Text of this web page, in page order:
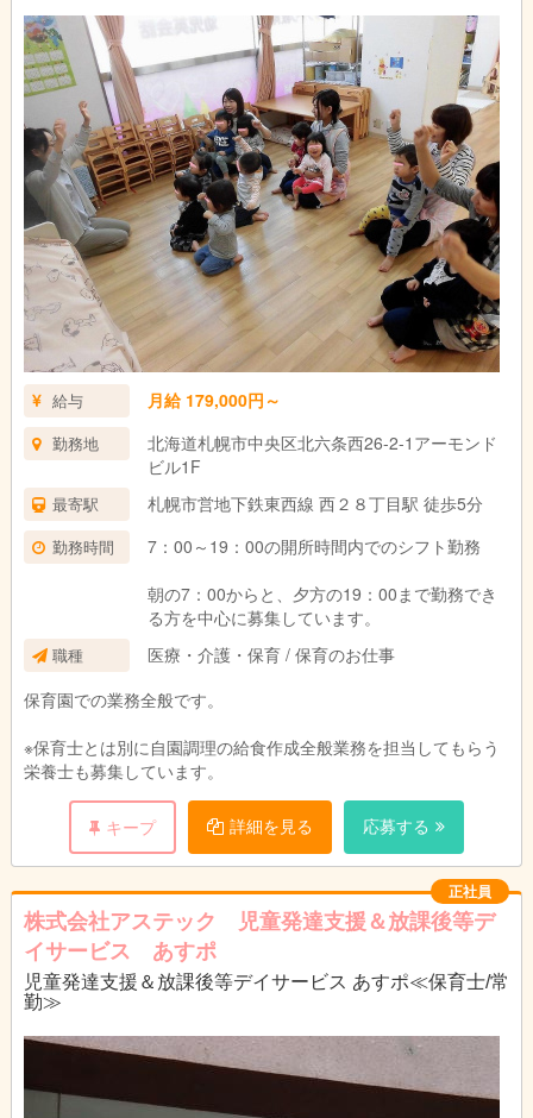
給与 月給 179,000円～
勤務地
北海道札幌市中央区北六条西26-2-1アーモンド
ビル1F
最寄駅 札幌市営地下鉄東西線 西２８丁目駅 徒歩5分
勤務時間
7：00～19：00の開所時間内でのシフト勤務
朝の7：00からと、夕方の19：00まで勤務でき
る方を中心に募集しています。
職種
医療・介護・保育 / 保育のお仕事
保育園での業務全般です。
※保育士とは別に自園調理の給食作成全般業務を担当してもらう
栄養士も募集しています。
キープ 詳細を見る 応募する
正社員
株式会社アステック 児童発達支援＆放課後等デ
イサービス あすポ
児童発達支援＆放課後等デイサービス あすポ≪保育士/常
勤≫